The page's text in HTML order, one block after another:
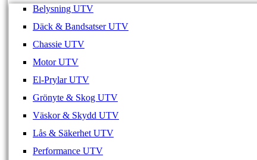
Belysning UTV
Däck & Bandsatser UTV
Chassie UTV
Motor UTV
El-Prylar UTV
Grönyte & Skog UTV
Väskor & Skydd UTV
Lås & Säkerhet UTV
Performance UTV